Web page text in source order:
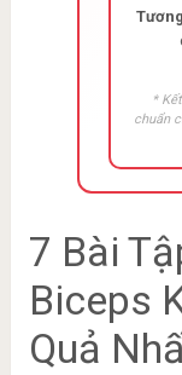
*
chuẩn
7 Bài
Biceps
Quả